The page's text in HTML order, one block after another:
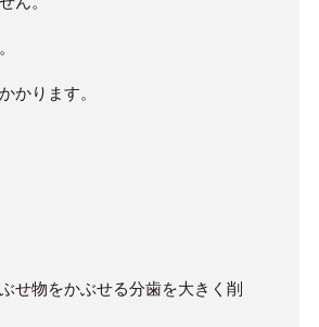
かります。
せ物をかぶせる分歯を大きく削